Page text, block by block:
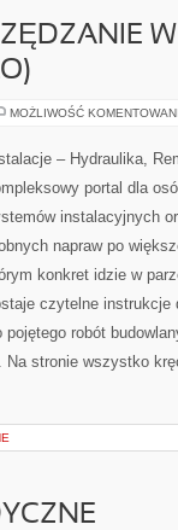
MOŻLIWOŚĆ
– Hydraulika,
portal dla
instalacyjnych
napraw po
konkret idzie w
czytelne instrukcje
robót
stronie wszystko